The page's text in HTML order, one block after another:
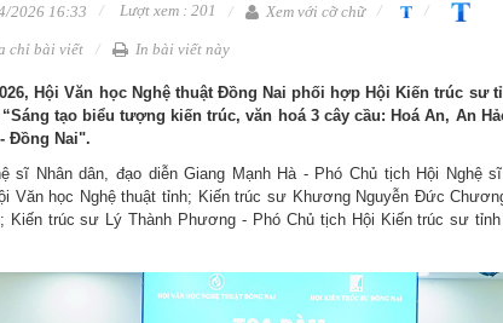
2026 16:33 Lượt xem : 201 Xem với cỡ chữ
chỉ bài viết In bài viết này
Hội Văn học Nghệ thuật Đồng Nai phối hợp Hội Kiến trúc sư
tạo biểu tượng kiến trúc, văn hoá 3 cây cầu: Hoá An, An
Đồng Nai".
sĩ Nhân dân, đạo diễn Giang Mạnh Hà - Phó Chủ tịch Hội Nghệ
Văn học Nghệ thuật tỉnh; Kiến trúc sư Khương Nguyễn Đức
Kiến trúc sư Lý Thành Phương - Phó Chủ tịch Hội Kiến trúc sư